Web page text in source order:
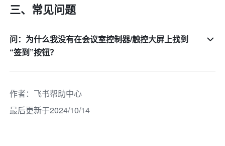
三、常见问题
问：为什么我没有在会议室控制器/触控大屏上找到
“签到”按钮？
作者： 飞书帮助中心
最后更新于2024/10/14